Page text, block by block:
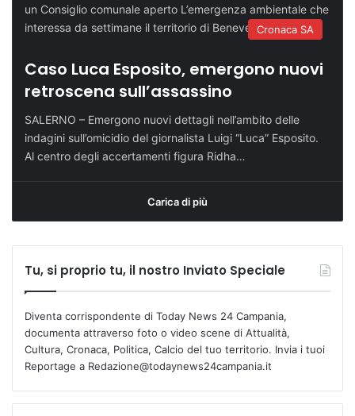
un Consiglio comunale aperto L’emergenza ambientale che
interessa da settimane il territorio di Benevento arriva…
Cronaca SA
Caso Luca Esposito, emergono nuovi
retroscena sull’assassino
SALERNO – Emergono nuovi dettagli nell’ambito delle
indagini sull’omicidio del giornalista Luigi “Luca” Esposito.
Al centro degli accertamenti figura Ridha…
Carica di più
Tu, si proprio tu, il nostro Inviato Speciale
Diventa corrispondente di Today News 24 Campania,
documenta attraverso foto o video scene di Attualità,
Cultura, Cronaca, Politica, Calcio del tuo territorio. Invia i tuoi
Reportage a Redazione@todaynews24campania.it